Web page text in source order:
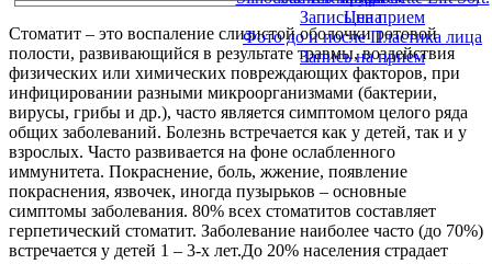
Цена
Фото до и после Пластика лица
Запись на прием
Запись на прием
Стоматит – это воспаление слизистой оболочки ротовой
полости, развивающийся в результате травмы, воздействия
физических или химических повреждающих факторов, при
инфицировании разными микроорганизмами (бактерии,
вирусы, грибы и др.), часто является симптомом целого ряда
общих заболеваний. Болезнь встречается как у детей, так и у
взрослых. Часто развивается на фоне ослабленного
иммунитета. Покраснение, боль, жжение, появление
покраснения, язвочек, иногда пузырьков – основные
симптомы заболевания. 80% всех стоматитов составляет
герпетический стоматит. Заболевание наиболее часто (до 70%)
встречается у детей 1 – 3-х лет.До 20% населения страдает